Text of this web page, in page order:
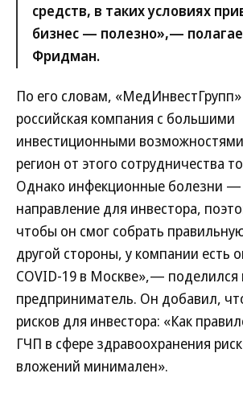
средств, в таких условиях
бизнес — полезно»,—
Фридман.
По его словам,
российская компания с большими
инвестиционными
регион от этого сотрудничества
Однако инфекционные болезни
направление для инвестора,
чтобы он смог собрать
другой стороны, у компании есть
COVID-19 в Москве»,—
предприниматель. Он добавил,
рисков для инвестора: «Как
ГЧП в сфере здравоохранения
вложений минимален».